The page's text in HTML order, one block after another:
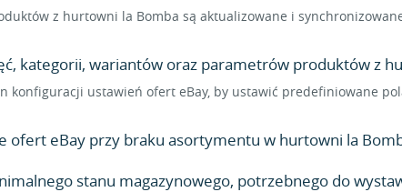
z hurtowni la Bomba są aktualizowane i
kategorii, wariantów oraz parametrów produktów z
konfiguracji ustawień ofert eBay, by ustawić predefiniowane
ofert eBay przy braku asortymentu w hurtowni la
stanu magazynowego, potrzebnego do